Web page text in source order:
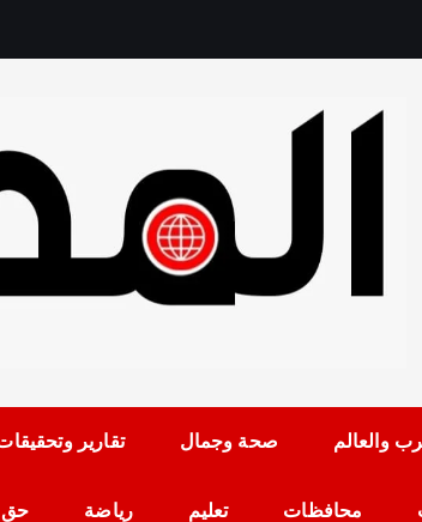
رمضان حلمي
والعالم صحة وجمال تقارير
محافظات تعليم رياضة حق